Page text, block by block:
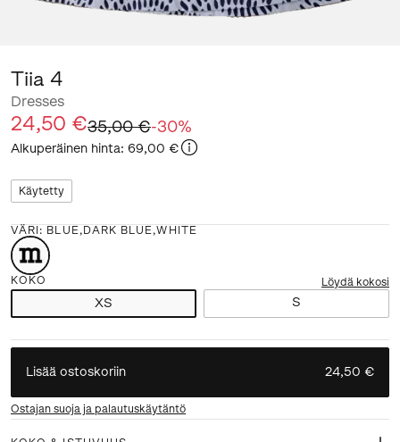
Tiia 4
Dresses
24,50 €35,00 €-30%
Alkuperäinen hinta: 69,00 €
Käytetty
VÄRI : BLUE,DARK BLUE,WHITE
KOKO Löydä kokosi
XS S
Lisää ostoskoriin 24,50 €
Ostajan suoja ja palautuskäytäntö